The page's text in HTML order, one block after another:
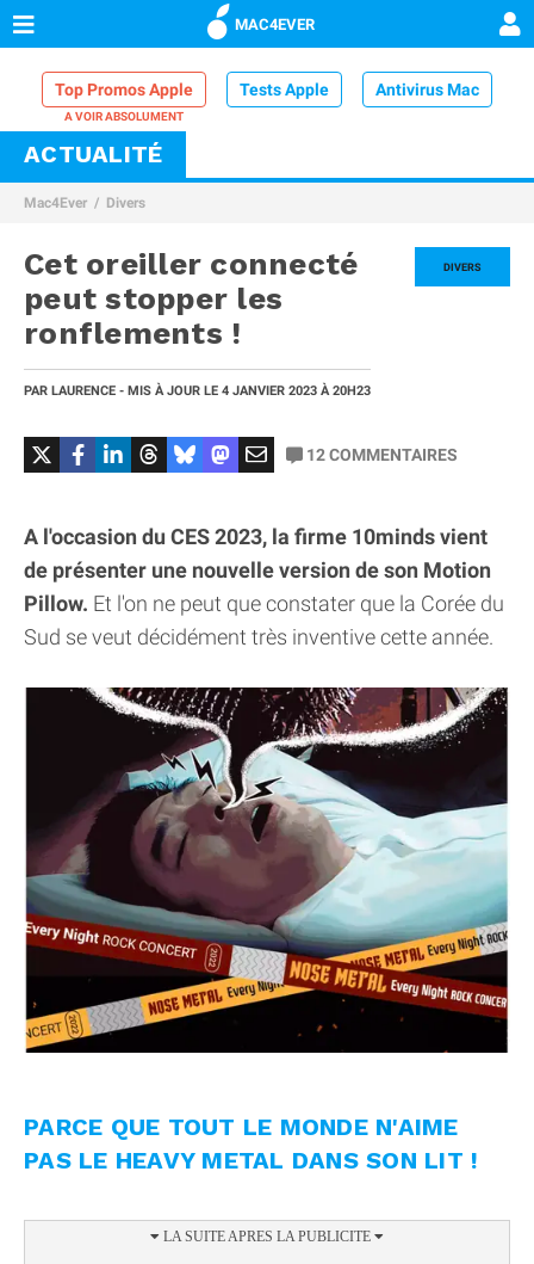
MAC4EVER
Top Promos Apple Tests Apple Antivirus Mac
VPN Mac
Comparatif iPhone
ACTUALITÉ
Mac4Ever Divers
DIVERS
Cet oreiller connecté
peut stopper les
ronflements !
PAR LAURENCE - MIS À JOUR LE 4 JANVIER 2023 À 20H23
12COMMENTAIRES
A l'occasion du CES 2023, la firme 10minds vient
de présenter une nouvelle version de son Motion
Pillow. Et l'on ne peut que constater que la Corée du
Sud se veut décidément très inventive cette année.
PARCE QUE TOUT LE MONDE N'AIME
PAS LE HEAVY METAL DANS SON LIT !